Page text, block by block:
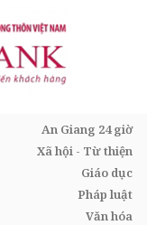
An Giang 24 giờ
Xã hội - Từ thiện
Giáo dục
Pháp luật
Văn hóa